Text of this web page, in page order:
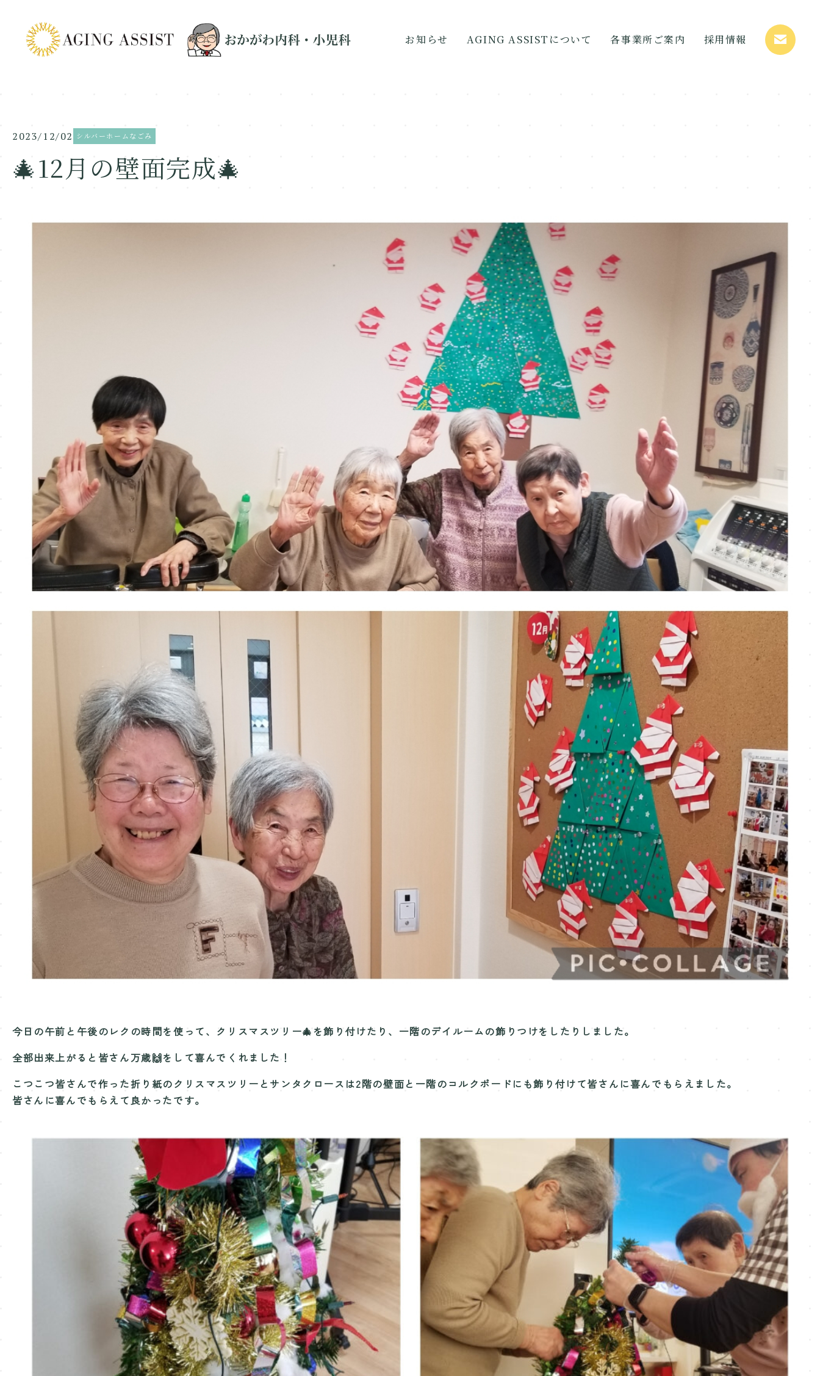
お知らせ AGING ASSISTについて 各事業所ご案内 採用情報
2023/12/02 シルバーホームなごみ
🎄12月の壁面完成🎄
今日の午前と午後のレクの時間を使って、クリスマスツリー🎄を飾り付けたり、一階のデイルームの飾りつけをしたりしました。
全部出来上がると皆さん万歳🙌をして喜んでくれました！
こつこつ皆さんで作った折り紙のクリスマスツリーとサンタクロースは2階の壁面と一階のコルクボードにも飾り付けて皆さんに喜んでもらえました。
皆さんに喜んでもらえて良かったです。